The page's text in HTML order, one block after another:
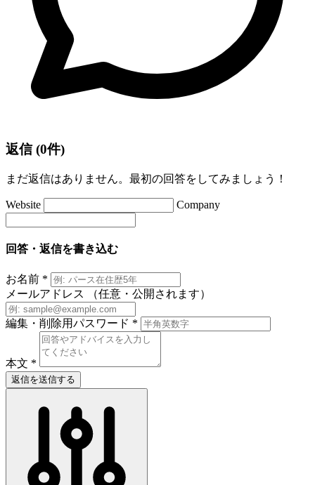
返信 (0件)
まだ返信はありません。最初の回答をしてみましょう！
Website Company
回答・返信を書き込む
お名前 *
メールアドレス
（任意・公開されます）
編集・削除用パスワード *
本文 *
返信を送信する